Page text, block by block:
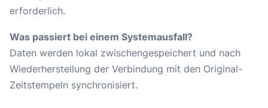
erforderlich.
Was passiert bei einem Systemausfall?
Daten werden lokal zwischengespeichert und nach
Wiederherstellung der Verbindung mit den Original-
Zeitstempeln synchronisiert.